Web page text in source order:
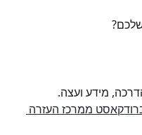
מידע ועצה.
ממרכז העזרה